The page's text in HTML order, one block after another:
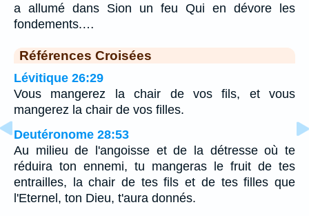
a allumé dans Sion un feu Qui en dévore les
fondements.…
Références Croisées
Lévitique 26:29
Vous mangerez la chair de vos fils, et vous
mangerez la chair de vos filles.
Deutéronome 28:53
Au milieu de l'angoisse et de la détresse où te
réduira ton ennemi, tu mangeras le fruit de tes
entrailles, la chair de tes fils et de tes filles que
l'Eternel, ton Dieu, t'aura donnés.